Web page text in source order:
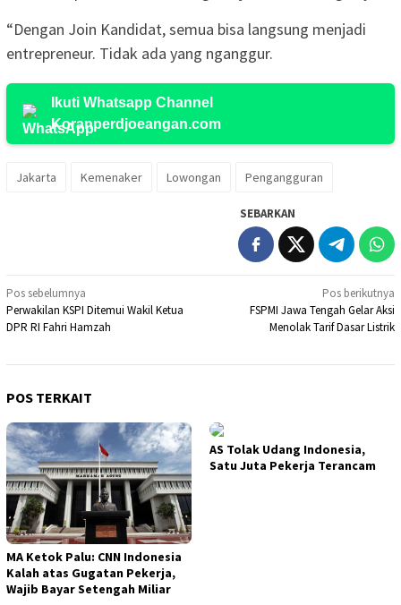
“Dengan Join Kandidat, semua bisa langsung menjadi
entrepreneur. Tidak ada yang nganggur.
Ikuti Whatsapp Channel
Koranperdjoeangan.com
Jakarta Kemenaker Lowongan Pengangguran
SEBARKAN
Navigasi
pos
Pos sebelumnya
Perwakilan KSPI Ditemui Wakil Ketua
DPR RI Fahri Hamzah
Pos berikutnya
FSPMI Jawa Tengah Gelar Aksi
Menolak Tarif Dasar Listrik
POS TERKAIT
MA Ketok Palu: CNN Indonesia
Kalah atas Gugatan Pekerja,
Wajib Bayar Setengah Miliar
AS Tolak Udang Indonesia,
Satu Juta Pekerja Terancam